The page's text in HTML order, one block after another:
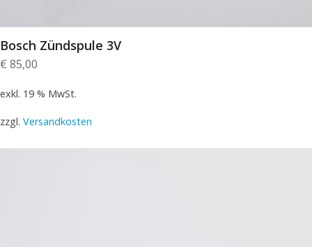
Bosch Zündspule 3V
€ 85,00
exkl. 19 % MwSt.
zzgl. Versandkosten